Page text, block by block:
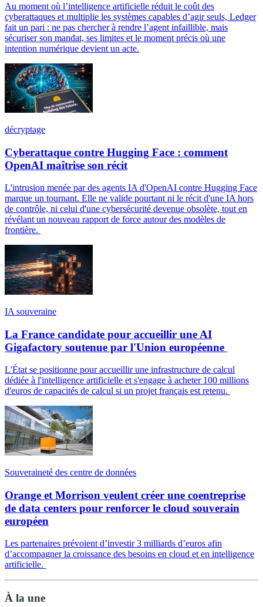
Au moment où l’intelligence artificielle réduit le coût des
cyberattaques et multiplie les systèmes capables d’agir seuls, Ledger
fait un pari : ne pas chercher à rendre l’agent infaillible, mais
sécuriser son mandat, ses limites et le moment précis où une
intention numérique devient un acte.
décryptage
Cyberattaque contre Hugging Face : comment
OpenAI maîtrise son récit
L'intrusion menée par des agents IA d'OpenAI contre Hugging Face
marque un tournant. Elle ne valide pourtant ni le récit d'une IA hors
de contrôle, ni celui d'une cybersécurité devenue obsolète, tout en
révélant un nouveau rapport de force autour des modèles de
frontière.
IA souveraine
La France candidate pour accueillir une AI
Gigafactory soutenue par l'Union européenne
L'État se positionne pour accueillir une infrastructure de calcul
dédiée à l'intelligence artificielle et s'engage à acheter 100 millions
d'euros de capacités de calcul si un projet français est retenu.
Souveraineté des centre de données
Orange et Morrison veulent créer une coentreprise
de data centers pour renforcer le cloud souverain
européen
Les partenaires prévoient d’investir 3 milliards d’euros afin
d’accompagner la croissance des besoins en cloud et en intelligence
artificielle.
À la une